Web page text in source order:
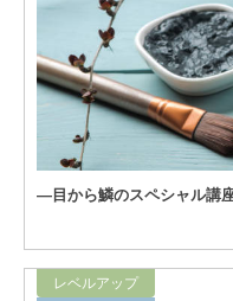
―目から鱗のスペシャル講
レベルアップ